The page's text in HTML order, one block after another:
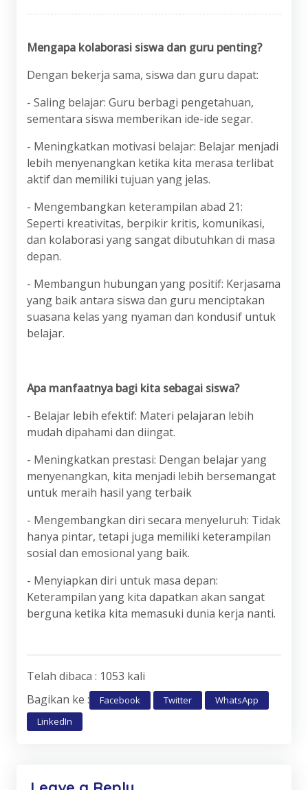
Mengapa kolaborasi siswa dan guru penting?
Dengan bekerja sama, siswa dan guru dapat:
- Saling belajar: Guru berbagi pengetahuan,
sementara siswa memberikan ide-ide segar.
- Meningkatkan motivasi belajar: Belajar menjadi
lebih menyenangkan ketika kita merasa terlibat
aktif dan memiliki tujuan yang jelas.
- Mengembangkan keterampilan abad 21:
Seperti kreativitas, berpikir kritis, komunikasi,
dan kolaborasi yang sangat dibutuhkan di masa
depan.
- Membangun hubungan yang positif: Kerjasama
yang baik antara siswa dan guru menciptakan
suasana kelas yang nyaman dan kondusif untuk
belajar.
Apa manfaatnya bagi kita sebagai siswa?
- Belajar lebih efektif: Materi pelajaran lebih
mudah dipahami dan diingat.
- Meningkatkan prestasi: Dengan belajar yang
menyenangkan, kita menjadi lebih bersemangat
untuk meraih hasil yang terbaik
- Mengembangkan diri secara menyeluruh: Tidak
hanya pintar, tetapi juga memiliki keterampilan
sosial dan emosional yang baik.
- Menyiapkan diri untuk masa depan:
Keterampilan yang kita dapatkan akan sangat
berguna ketika kita memasuki dunia kerja nanti.
Telah dibaca : 1053 kali
Bagikan ke :
Facebook Twitter
WhatsApp
LinkedIn